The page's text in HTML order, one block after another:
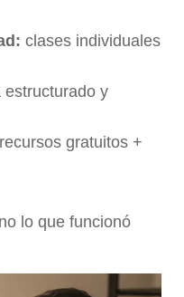
clases individuales
estructurado y
recursos gratuitos +
lo que funcionó